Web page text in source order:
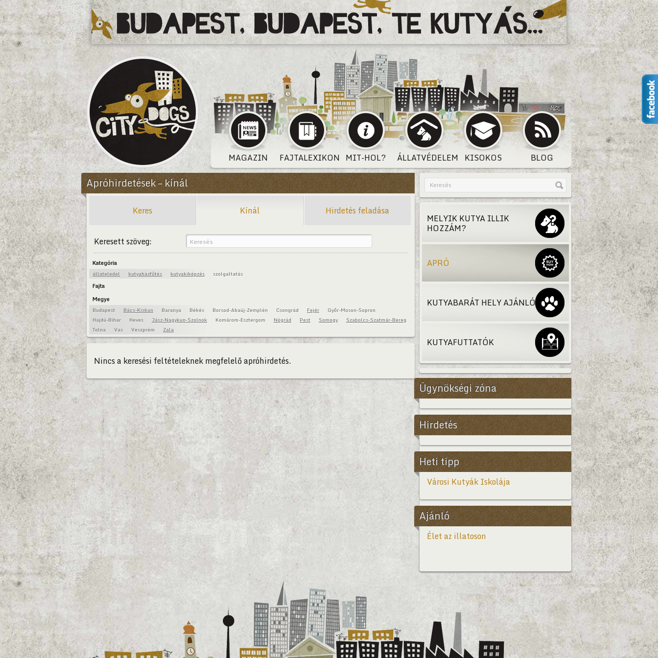
CityDogs
MAGAZIN FAJTALEXIKON MIT-HOL? ÁLLATVÉDELEM KISOKOS BLOG
Apróhirdetések – kínál
Keres Kínál Hirdetés feladása
Keresett szöveg:
Kategória
állateledel kutyaházfűtés kutyakiképzés szolgaltatás
Fajta
Megye
Budapest Bács-Kiskun Baranya Békés Borsod-Abaúj-Zemplén Csongrád Fejér
Győr-Moson-Sopron
Hajdú-Bihar
Heves Jász-Nagykun-Szolnok Komárom-Esztergom Nógrád Pest Somogy
Szabolcs-Szatmár-Bereg
Tolna
Vas Veszprém Zala
Nincs a keresési feltételeknek megfelelő apróhirdetés.
MELYIK KUTYA ILLIK
HOZZÁM?
APRÓ
KUTYABARÁT HELY AJÁNLÓ
KUTYAFUTTATÓK
Ügynökségi zóna
Hirdetés
Heti tipp
Városi Kutyák Iskolája
Ajánló
Élet az illatoson